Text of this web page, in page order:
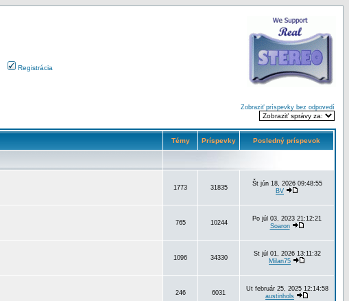
Registrácia
Zobraziť príspevky bez odpovedí
Témy Príspevky Posledný príspevok
1773 31835
Št jún 18, 2026 09:48:55
BV
765 10244
Po júl 03, 2023 21:12:21
Soaron
1096 34330
St júl 01, 2026 13:11:32
Milan75
246 6031
Ut február 25, 2025 12:14:58
austinhols